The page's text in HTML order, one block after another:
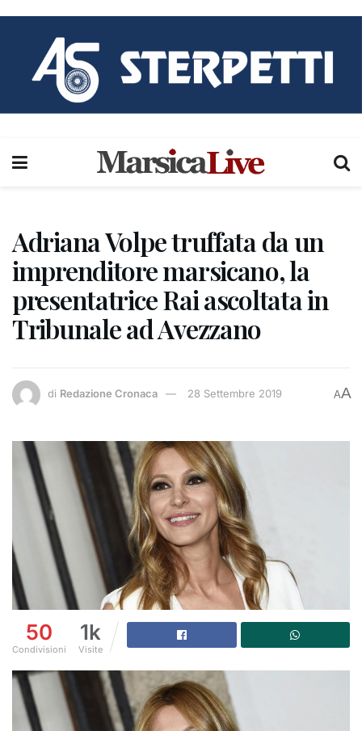
Adriana Volpe truffata da un
imprenditore marsicano, la
presentatrice Rai ascoltata in
Tribunale ad Avezzano
di Redazione Cronaca 28 Settembre 2019 AA
50
Condivisioni
1k
Visite